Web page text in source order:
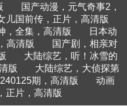
国产动漫，元气奇事2，
儿国前传，正片，高清版
，全集，高清版
日本动
高清版
国产剧，相亲对
大陆综艺，听！冰雪的
版
大陆综艺，大侦探第
期，高清版
动画
正片，高清版